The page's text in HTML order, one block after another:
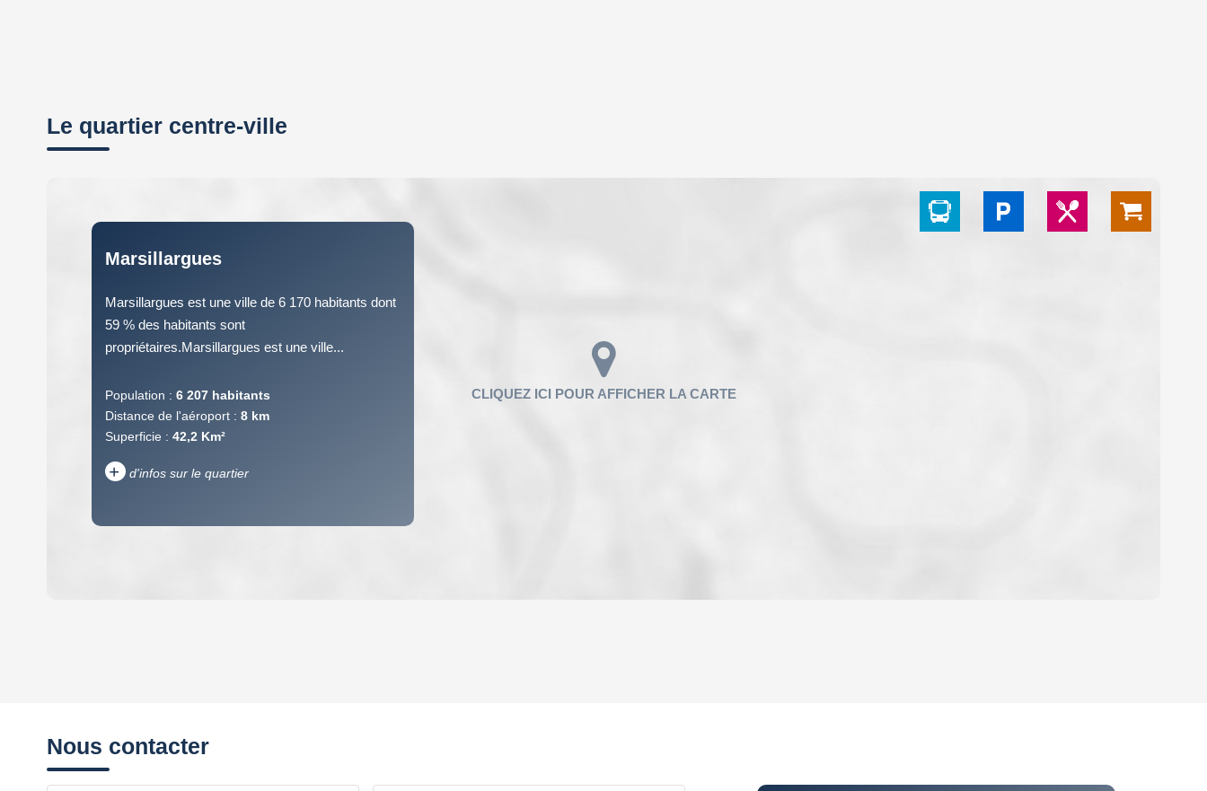
Le quartier centre-ville
Marsillargues
Marsillargues est une ville de 6 170 habitants dont
59 % des habitants sont
propriétaires.Marsillargues est une ville...
Population : 6 207 habitants
Distance de l'aéroport : 8 km
Superficie : 42,2 Km²
+ d'infos sur le quartier
TAXE FONCIÈRE
Nous contacter